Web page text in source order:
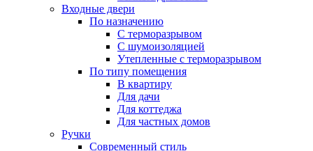
Входные двери
По назначению
С терморазрывом
С шумоизоляцией
Утепленные с терморазрывом
По типу помещения
В квартиру
Для дачи
Для коттеджа
Для частных домов
Ручки
Современный стиль